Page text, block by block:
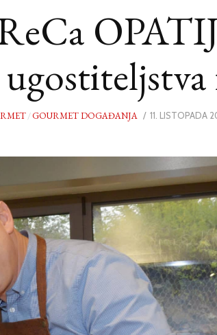
/GOURMET DOGAĐANJA
POSTED
11. LISTOPADA